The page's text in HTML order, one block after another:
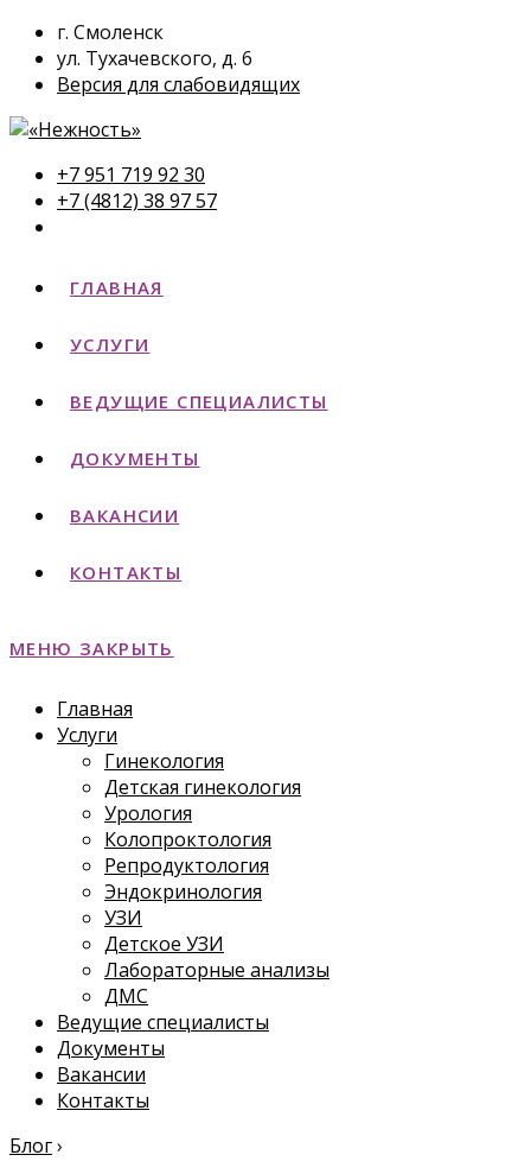
г. Смоленск
ул. Тухачевского, д. 6
Версия для слабовидящих
+7 951 719 92 30
+7 (4812) 38 97 57
ГЛАВНАЯ
УСЛУГИ
ВЕДУЩИЕ СПЕЦИАЛИСТЫ
ДОКУМЕНТЫ
ВАКАНСИИ
КОНТАКТЫ
МЕНЮ ЗАКРЫТЬ
Главная
Услуги
Гинекология
Детская гинекология
Урология
Колопроктология
Репродуктология
Эндокринология
УЗИ
Детское УЗИ
Лабораторные анализы
ДМС
Ведущие специалисты
Документы
Вакансии
Контакты
Блог›